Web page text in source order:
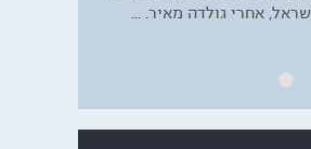
אחרי גולדה מאיר. ...